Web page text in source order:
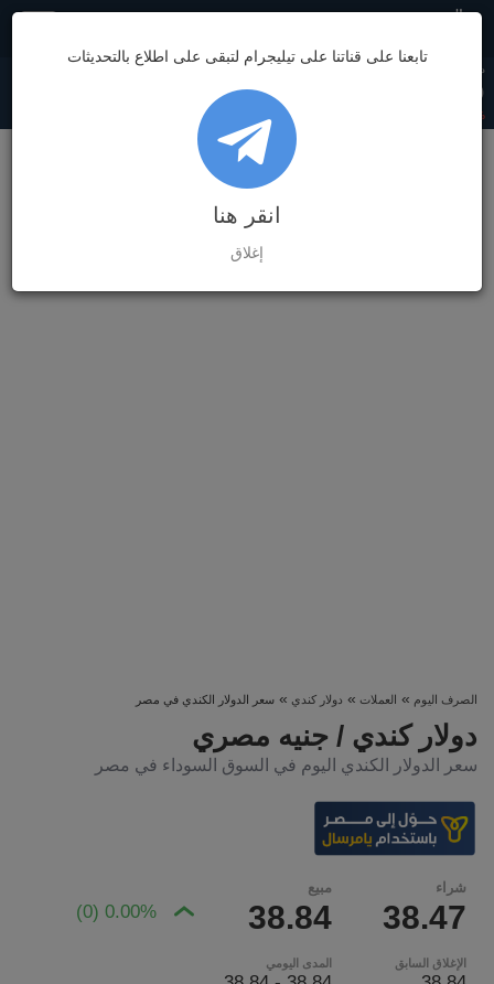
دولار السوق
53.20
0.00%
62.49
0.00%
0.00%
تابعنا على قناتنا على تيليجرام لتبقى على اطلاع بالتحديثات
انقر هنا
إغلاق
الصرف اليوم » العملات » دولار كندي » سعر الدولار الكندي في مصر
دولار كندي / جنيه مصري
سعر الدولار الكندي اليوم في السوق السوداء في مصر
شراء
38.47
مبيع
38.84
0.00% (0)
الإغلاق السابق المدى اليومي